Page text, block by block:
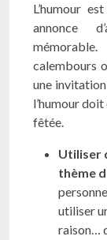
L’humour
annonce
calembours
une
l’humour
fêtée.
Utiliser
thème
utiliser
raison…